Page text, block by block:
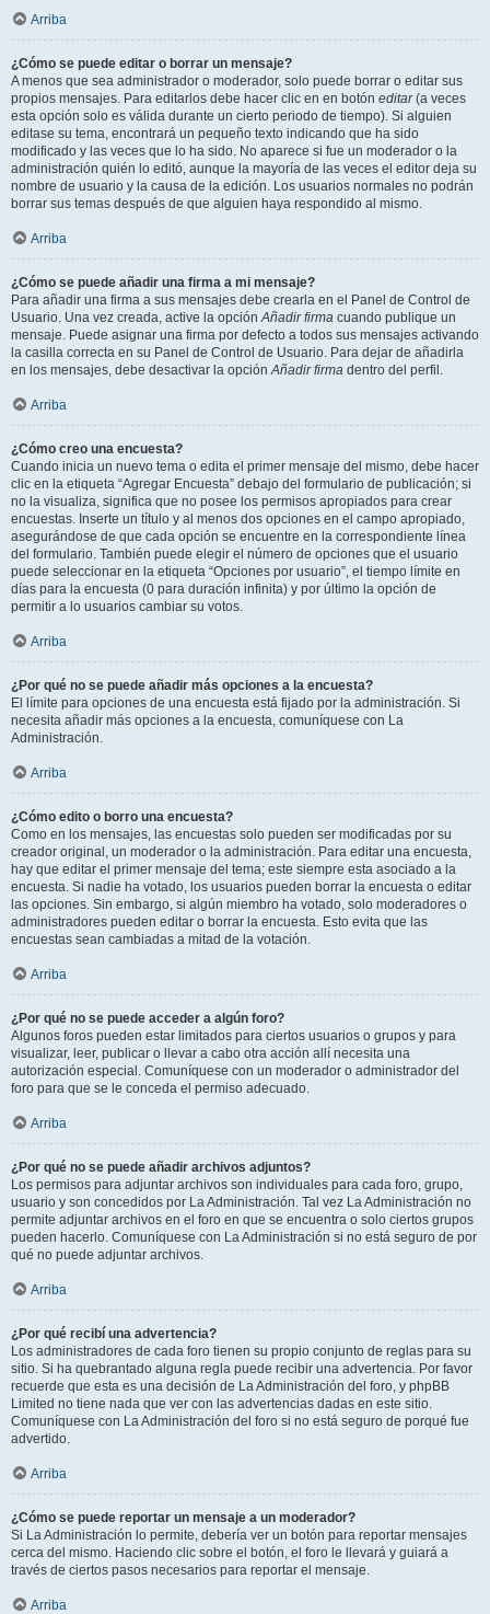
Arriba
¿Cómo se puede editar o borrar un mensaje?
A menos que sea administrador o moderador, solo puede borrar o editar sus
propios mensajes. Para editarlos debe hacer clic en en botón editar(a veces
esta opción solo es válida durante un cierto periodo de tiempo). Si alguien
editase su tema, encontrará un pequeño texto indicando que ha sido
modificado y las veces que lo ha sido. No aparece si fue un moderador o la
administración quién lo editó, aunque la mayoría de las veces el editor deja su
nombre de usuario y la causa de la edición. Los usuarios normales no podrán
borrar sus temas después de que alguien haya respondido al mismo.
Arriba
¿Cómo se puede añadir una firma a mi mensaje?
Para añadir una firma a sus mensajes debe crearla en el Panel de Control de
Usuario. Una vez creada, active la opciónAñadir firma cuando publique un
mensaje. Puede asignar una firma por defecto a todos sus mensajes activando
la casilla correcta en su Panel de Control de Usuario. Para dejar de añadirla
en los mensajes, debe desactivar la opciónAñadir firma dentro del perfil.
Arriba
¿Cómo creo una encuesta?
Cuando inicia un nuevo tema o edita el primer mensaje del mismo, debe hacer
clic en la etiqueta “Agregar Encuesta” debajo del formulario de publicación; si
no la visualiza, significa que no posee los permisos apropiados para crear
encuestas. Inserte un título y al menos dos opciones en el campo apropiado,
asegurándose de que cada opción se encuentre en la correspondiente línea
del formulario. También puede elegir el número de opciones que el usuario
puede seleccionar en la etiqueta “Opciones por usuario”, el tiempo límite en
días para la encuesta (0 para duración infinita) y por último la opción de
permitir a lo usuarios cambiar su votos.
Arriba
¿Por qué no se puede añadir más opciones a la encuesta?
El límite para opciones de una encuesta está fijado por la administración. Si
necesita añadir más opciones a la encuesta, comuníquese con La
Administración.
Arriba
¿Cómo edito o borro una encuesta?
Como en los mensajes, las encuestas solo pueden ser modificadas por su
creador original, un moderador o la administración. Para editar una encuesta,
hay que editar el primer mensaje del tema; este siempre esta asociado a la
encuesta. Si nadie ha votado, los usuarios pueden borrar la encuesta o editar
las opciones. Sin embargo, si algún miembro ha votado, solo moderadores o
administradores pueden editar o borrar la encuesta. Esto evita que las
encuestas sean cambiadas a mitad de la votación.
Arriba
¿Por qué no se puede acceder a algún foro?
Algunos foros pueden estar limitados para ciertos usuarios o grupos y para
visualizar, leer, publicar o llevar a cabo otra acción allí necesita una
autorización especial. Comuníquese con un moderador o administrador del
foro para que se le conceda el permiso adecuado.
Arriba
¿Por qué no se puede añadir archivos adjuntos?
Los permisos para adjuntar archivos son individuales para cada foro, grupo,
usuario y son concedidos por La Administración. Tal vez La Administración no
permite adjuntar archivos en el foro en que se encuentra o solo ciertos grupos
pueden hacerlo. Comuníquese con La Administración si no está seguro de por
qué no puede adjuntar archivos.
Arriba
¿Por qué recibí una advertencia?
Los administradores de cada foro tienen su propio conjunto de reglas para su
sitio. Si ha quebrantado alguna regla puede recibir una advertencia. Por favor
recuerde que esta es una decisión de La Administración del foro, y phpBB
Limited no tiene nada que ver con las advertencias dadas en este sitio.
Comuníquese con La Administración del foro si no está seguro de porqué fue
advertido.
Arriba
¿Cómo se puede reportar un mensaje a un moderador?
Si La Administración lo permite, debería ver un botón para reportar mensajes
cerca del mismo. Haciendo clic sobre el botón, el foro le llevará y guiará a
través de ciertos pasos necesarios para reportar el mensaje.
Arriba